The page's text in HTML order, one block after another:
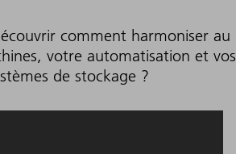
comment harmoniser au
votre automatisation et vos
de stockage ?